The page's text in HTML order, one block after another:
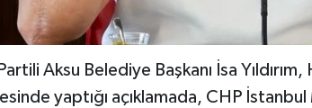
Aksu Belediye Başkanı İsa
yaptığı açıklamada, CHP